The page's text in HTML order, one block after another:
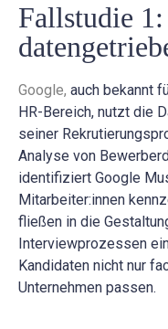
Fallstudie
Google, auch bekannt
HR-Bereich, nutzt die
seiner
Analyse von
identifiziert Google
Mitarbeiter:innen
fließen in die
Interviewprozessen
Kandidaten nicht nur
Unternehmen passen.